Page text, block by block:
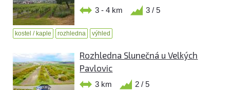
3 - 4 km 3 / 5
kostel / kaple rozhledna výhled
Rozhledna Slunečná u Velkých
Pavlovic
3 km 2 / 5